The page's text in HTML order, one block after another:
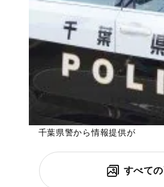
千葉県警から情報提供が
すべて